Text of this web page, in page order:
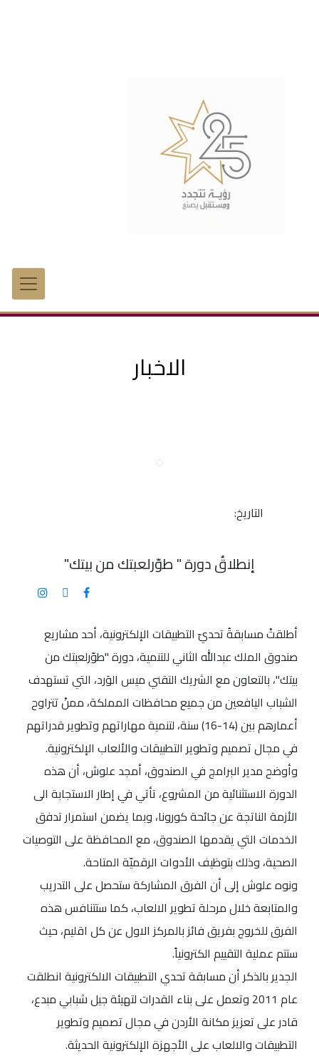
الاخبار
التاريخ:
إنطلاقُ دورة " طوّرلعبتك من بيتك"
أطلقتْ مسابقةُ تحديّ التطبيقات الإلكترونية، أحد مشاريع
صندوق الملك عبدالله الثاني للتنمية، دورة "طوّرلعبتك من
بيتك"، بالتعاون مع الشريك التقني ميس الوَرد، التي تستهدف
الشباب اليافعين من جميع محافظات المملكة، ممنْ تتراوح
أعمارهم بين (14-16) سنة، لتنمية مهاراتهم وتطوير قدراتهم
في مجال تصميم وتطوير التطبيقات والألعاب الإلكترونية.
وأوضح مدير البرامج في الصندوق، أمجد علوش، أن هذه
الدورة الاستثنائية من المشروع، تأتي في إطار الاستجابة الى
الأزمة الناتجة عن جائحة كورونا، وبما يضمن استمرار تدفق
الخدمات التي يقدمها الصندوق، مع المحافظة على التوصيات
الصحية، وذلك بتوظيف الأدوات الرقميّة المتاحة.
ونوه علوش إلى أن الفرق المشاركة ستحصل على التدريب
والمتابعة خلال مرحلة تطوير الالعاب، كما ستتنافس هذه
الفرق للخروج بفريق فائز بالمركز الاول عن كل اقليم، حيث
ستتم عملية التقييم الكترونياً.
الجدير بالذكر أن مسابقة تحدي التطبيقات الالكترونية انطلقت
عام 2011 وتعمل على بناء القدرات لتهيئة جيل شبابي مبدع،
قادر على تعزيز مكانة الأردن في مجال تصميم وتطوير
التطبيقات والالعاب على الأجهزة الإلكترونية الحديثة.